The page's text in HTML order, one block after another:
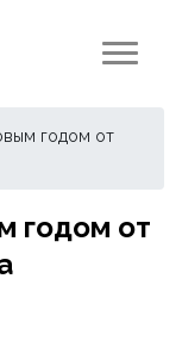
годом от
годом от